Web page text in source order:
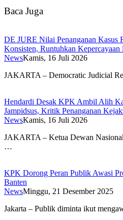
Baca Juga
DE JURE Nilai Penanganan Kasus
Konsisten, Runtuhkan Kepercayaan
NewsKamis, 16 Juli 2026
JAKARTA – Democratic Judicial
Hendardi Desak KPK Ambil Alih
Jampidsus, Kritik Penanganan
NewsKamis, 16 Juli 2026
JAKARTA – Ketua Dewan
…
KPK Dorong Peran Publik Awasi
Banten
NewsMinggu, 21 Desember 2025
Jakarta – Publik diminta ikut